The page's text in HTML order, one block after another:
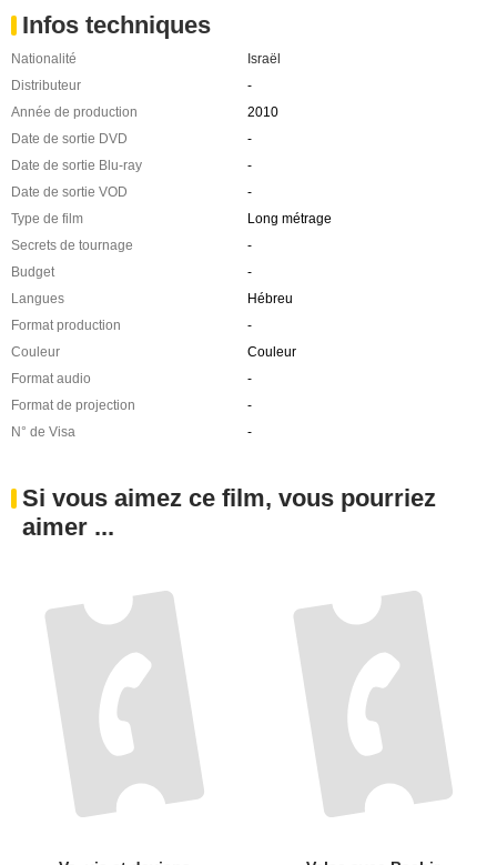
Infos techniques
Nationalité
Israël
Distributeur
-
Année de production
2010
Date de sortie DVD
-
Date de sortie Blu-ray
-
Date de sortie VOD
-
Type de film
Long métrage
Secrets de tournage
-
Budget
-
Langues
Hébreu
Format production
-
Couleur
Couleur
Format audio
-
Format de projection
-
N° de Visa
-
Si vous aimez ce film, vous pourriez
aimer ...